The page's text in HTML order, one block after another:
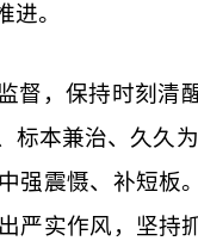
。
督，保持时刻清
标本兼治、久久
强震慑、补短
严实作风，坚持